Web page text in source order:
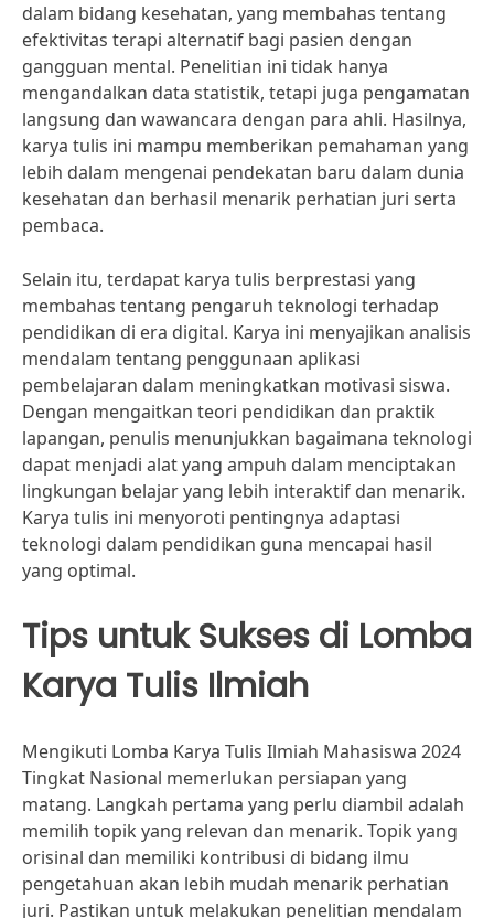
dalam bidang kesehatan, yang membahas tentang
efektivitas terapi alternatif bagi pasien dengan
gangguan mental. Penelitian ini tidak hanya
mengandalkan data statistik, tetapi juga pengamatan
langsung dan wawancara dengan para ahli. Hasilnya,
karya tulis ini mampu memberikan pemahaman yang
lebih dalam mengenai pendekatan baru dalam dunia
kesehatan dan berhasil menarik perhatian juri serta
pembaca.
Selain itu, terdapat karya tulis berprestasi yang
membahas tentang pengaruh teknologi terhadap
pendidikan di era digital. Karya ini menyajikan analisis
mendalam tentang penggunaan aplikasi
pembelajaran dalam meningkatkan motivasi siswa.
Dengan mengaitkan teori pendidikan dan praktik
lapangan, penulis menunjukkan bagaimana teknologi
dapat menjadi alat yang ampuh dalam menciptakan
lingkungan belajar yang lebih interaktif dan menarik.
Karya tulis ini menyoroti pentingnya adaptasi
teknologi dalam pendidikan guna mencapai hasil
yang optimal.
Tips untuk Sukses di Lomba
Karya Tulis Ilmiah
Mengikuti Lomba Karya Tulis Ilmiah Mahasiswa 2024
Tingkat Nasional memerlukan persiapan yang
matang. Langkah pertama yang perlu diambil adalah
memilih topik yang relevan dan menarik. Topik yang
orisinal dan memiliki kontribusi di bidang ilmu
pengetahuan akan lebih mudah menarik perhatian
juri. Pastikan untuk melakukan penelitian mendalam